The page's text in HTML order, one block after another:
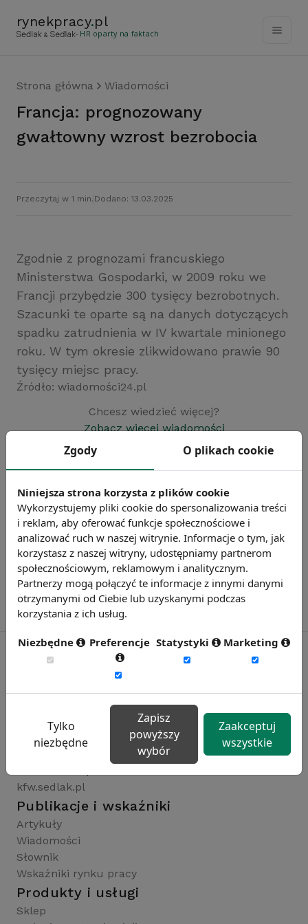
rynekpracy.pl
- HR oparty na faktach
Strona główna Wiadomości
Francja: prognozowany
gwałtowny wzrost bezrobocia
Przeczytaj w 1 min. Dodano: 13.03.2025
Zgodnie z prognozami francuskiego
Ministerstwa Gospodarki, w 2009 roku we
Francji przybędzie 300 tysięcy bezrobotnych.
Szacunki te oparte są na danych dotyczących
spadku zatrudnienia w IV kwartale minionego
roku. W tym okresie zlikwidowano prawie 90
tysięcy miejsc pracy.
Źródło: wiadomości24.pl
Chcesz wiedzieć więcej?
Zobacz więcej wiadomości
wynagrodzenia.pl
raportyplacowe.pl
badaniaHR.pl
kfw.sedlak.pl
Publikacje i wskaźniki
Artykuły
Wiadomości
Słownik
Wskaźniki rynku pracy
Produkty i usługi
Sklep
Zgody O plikach cookie
Niniejsza strona korzysta z plików cookie
Wykorzystujemy pliki cookie do spersonalizowania treści
i reklam, aby oferować funkcje społecznościowe i
analizować ruch w naszej witrynie. Informacje o tym, jak
korzystasz z naszej witryny, udostępniamy partnerom
społecznościowym, reklamowym i analitycznym.
Partnerzy mogą połączyć te informacje z innymi danymi
otrzymanymi od Ciebie lub uzyskanymi podczas
korzystania z ich usług.
Niezbędne Preferencje Statystyki Marketing
Tylko
niezbędne
Zapisz
powyższy
wybór
Zaakceptuj
wszystkie